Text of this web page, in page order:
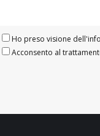
Ho preso visione
Acconsento al